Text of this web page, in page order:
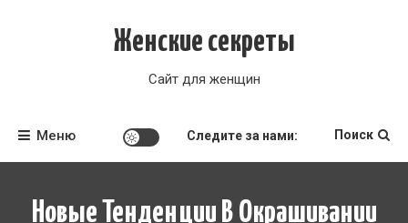
Женские секреты
Сайт для женщин
Меню Следите за нами: Поиск
Новые Тенденции В Окрашивании